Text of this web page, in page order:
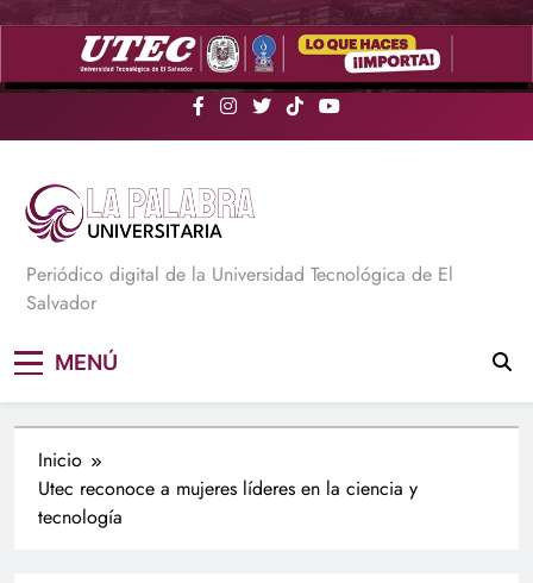
Saltar
La Palabra Universitaria
Periódico digital de la Universidad Tecnológica de El
Salvador
MENÚ
Inicio
Utec reconoce a mujeres líderes en la ciencia y
tecnología